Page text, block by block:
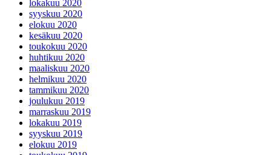
lokakuu 2020
syyskuu 2020
elokuu 2020
kesäkuu 2020
toukokuu 2020
huhtikuu 2020
maaliskuu 2020
helmikuu 2020
tammikuu 2020
joulukuu 2019
marraskuu 2019
lokakuu 2019
syyskuu 2019
elokuu 2019